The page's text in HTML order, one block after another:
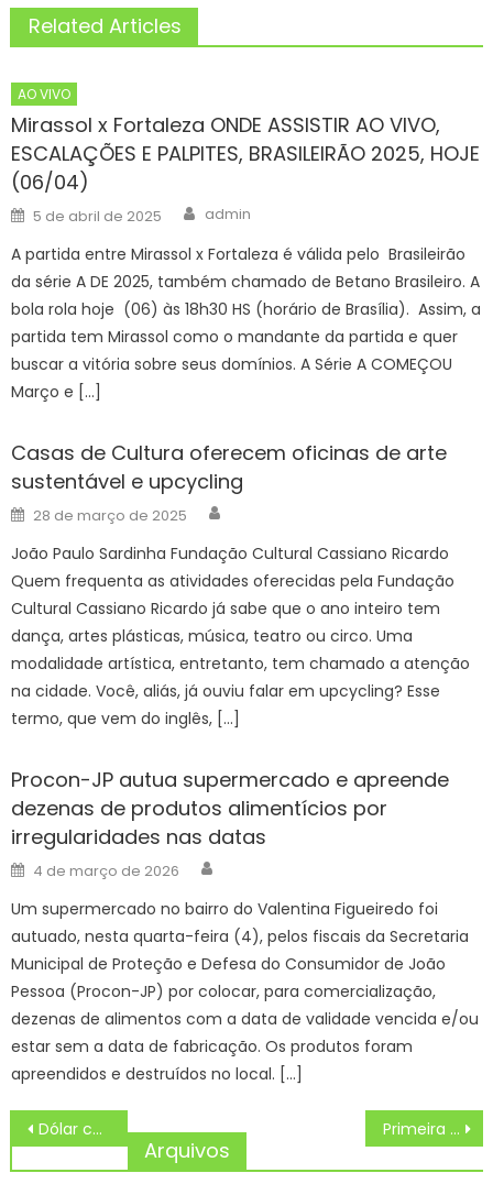
Related Articles
AO VIVO
Mirassol x Fortaleza ONDE ASSISTIR AO VIVO,
ESCALAÇÕES E PALPITES, BRASILEIRÃO 2025, HOJE
(06/04)
Posted
on
5 de abril de 2025 Author
admin
A partida entre Mirassol x Fortaleza é válida pelo Brasileirão
da série A DE 2025, também chamado de Betano Brasileiro. A
bola rola hoje (06) às 18h30 HS (horário de Brasília). Assim, a
partida tem Mirassol como o mandante da partida e quer
buscar a vitória sobre seus domínios. A Série A COMEÇOU
Março e […]
Casas de Cultura oferecem oficinas de arte
sustentável e upcycling
Posted
on
28 de março de 2025
João Paulo Sardinha Fundação Cultural Cassiano Ricardo
Quem frequenta as atividades oferecidas pela Fundação
Cultural Cassiano Ricardo já sabe que o ano inteiro tem
dança, artes plásticas, música, teatro ou circo. Uma
modalidade artística, entretanto, tem chamado a atenção
na cidade. Você, aliás, já ouviu falar em upcycling? Esse
termo, que vem do inglês, […]
Procon-JP autua supermercado e apreende
dezenas de produtos alimentícios por
irregularidades nas datas
Posted
on
4 de março de 2026
Um supermercado no bairro do Valentina Figueiredo foi
autuado, nesta quarta-feira (4), pelos fiscais da Secretaria
Municipal de Proteção e Defesa do Consumidor de João
Pessoa (Procon-JP) por colocar, para comercialização,
dezenas de alimentos com a data de validade vencida e/ou
estar sem a data de fabricação. Os produtos foram
apreendidos e destruídos no local. […]
Navegação
de
Dólar cai para R$ 5 e bolsa sobe com alívio no Oriente Médio Primeira habilitação passa a exigir exame toxicológico em processos abertos a partir de 18 de maio
Arquivos